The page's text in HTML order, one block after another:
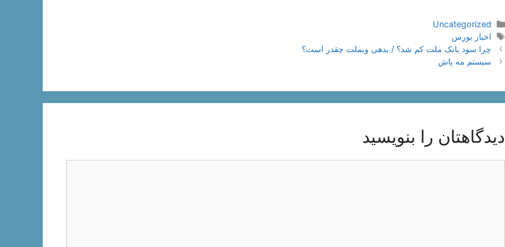
دسته‌ها
Uncategorized
برچسب‌ها
اخبار بورس
ناوبری
نوشته‌ها
چرا سود بانک ملت کم شد؟ / بدهی وبملت چقدر است؟
سیستم مه پاش
دیدگاهتان را بنویسید